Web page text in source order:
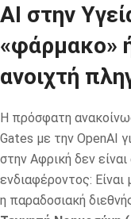
AI στην
«φάρμακο»
ανοιχτή
Η πρόσφατη
Gates με την OpenAI
στην Αφρική δεν
ενδιαφέροντος:
η παραδοσιακή